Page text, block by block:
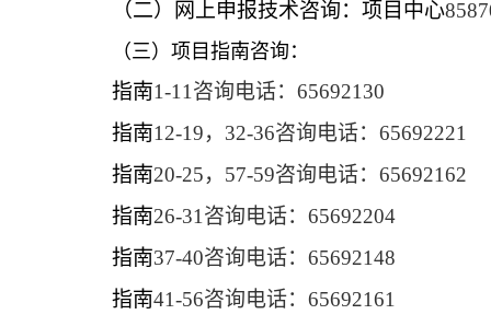
（二）网上申报技术咨询：项目中心
（三）项目指南咨询：
指南1-11咨询电话：65692130
指南12-19，32-36咨询电话：65692221
指南20-25，57-59咨询电话：65692162
指南26-31咨询电话：65692204
指南37-40咨询电话：65692148
指南41-56咨询电话：65692161